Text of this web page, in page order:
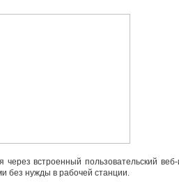
через встроенный пользовательский
без нужды в рабочей станции.